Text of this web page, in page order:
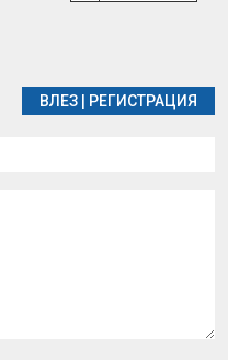
ВЛЕЗ РЕГИСТРАЦИЯ